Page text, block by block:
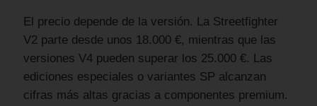
El precio depende de la versión. La Streetfighter
V2 parte desde unos 18.000 €, mientras que las
versiones V4 pueden superar los 25.000 €. Las
ediciones especiales o variantes SP alcanzan
cifras más altas gracias a componentes premium.